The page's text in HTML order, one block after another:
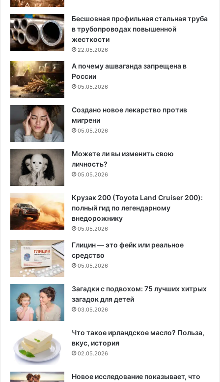
Бесшовная профильная стальная труба
в трубопроводах повышенной
жесткости
22.05.2026
А почему ашваганда запрещена в
России
05.05.2026
Создано новое лекарство против
мигрени
05.05.2026
Можете ли вы изменить свою
личность?
05.05.2026
Крузак 200 (Toyota Land Cruiser 200):
полный гид по легендарному
внедорожнику
05.05.2026
Глицин — это фейк или реальное
средство
05.05.2026
Загадки с подвохом: 75 лучших хитрых
загадок для детей
03.05.2026
Что такое ирландское масло? Польза,
вкус, история
02.05.2026
Новое исследование показывает, что